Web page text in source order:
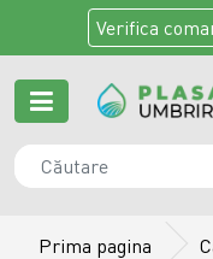
Verifica
Prima pagina